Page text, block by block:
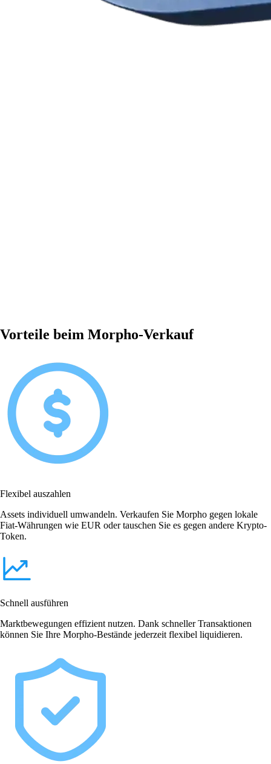
Vorteile beim Morpho-Verkauf
Flexibel auszahlen
Assets individuell umwandeln. Verkaufen Sie Morpho gegen lokale
Fiat-Währungen wie EUR oder tauschen Sie es gegen andere Krypto-
Token.
Schnell ausführen
Marktbewegungen effizient nutzen. Dank schneller Transaktionen
können Sie Ihre Morpho-Bestände jederzeit flexibel liquidieren.